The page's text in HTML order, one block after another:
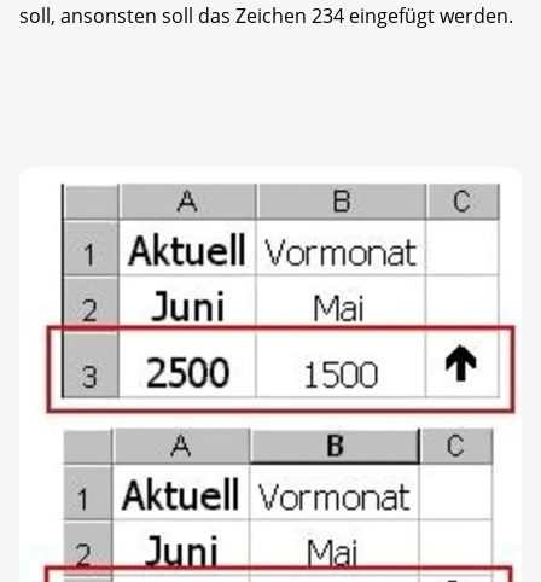
soll, ansonsten soll das Zeichen 234 eingefügt werden.